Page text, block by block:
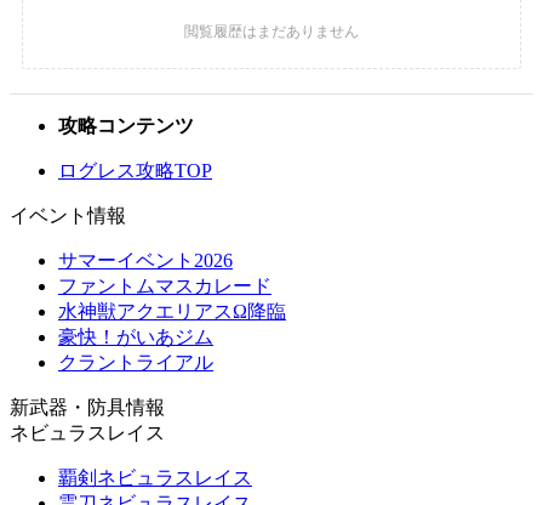
攻略コンテンツ
ログレス攻略TOP
イベント情報
サマーイベント2026
ファントムマスカレード
水神獣アクエリアスΩ降臨
豪快！がいあジム
クラントライアル
新武器・防具情報
ネビュラスレイス
覇剣ネビュラスレイス